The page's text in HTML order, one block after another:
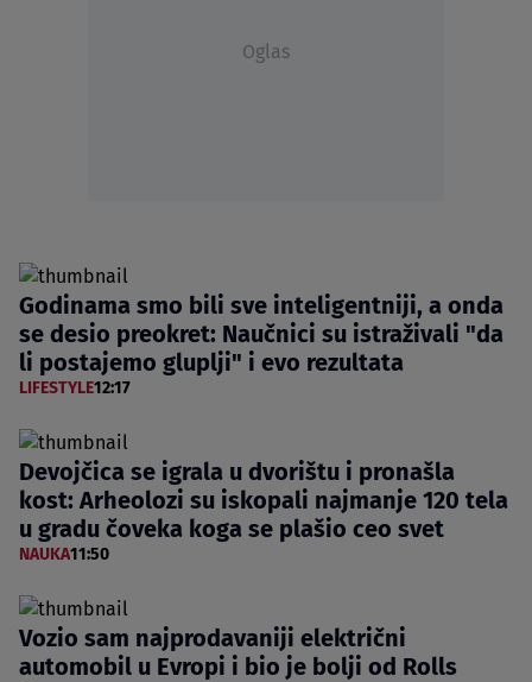
Oglas
Godinama smo bili sve inteligentniji, a onda
se desio preokret: Naučnici su istraživali "da
li postajemo gluplji" i evo rezultata
LIFESTYLE12:17
Devojčica se igrala u dvorištu i pronašla
kost: Arheolozi su iskopali najmanje 120 tela
u gradu čoveka koga se plašio ceo svet
NAUKA11:50
Vozio sam najprodavaniji električni
automobil u Evropi i bio je bolji od Rolls